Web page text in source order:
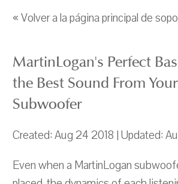
« Volver a la página principal de
MartinLogan's Perfect
the Best Sound From
Subwoofer
Created: Aug 24 2018 | Updated:
Even when a MartinLogan